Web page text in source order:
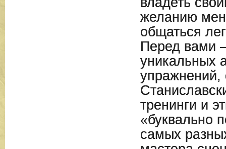
желанию
общаться
Перед вами
уникальных
тренинги и
«буквально
самых